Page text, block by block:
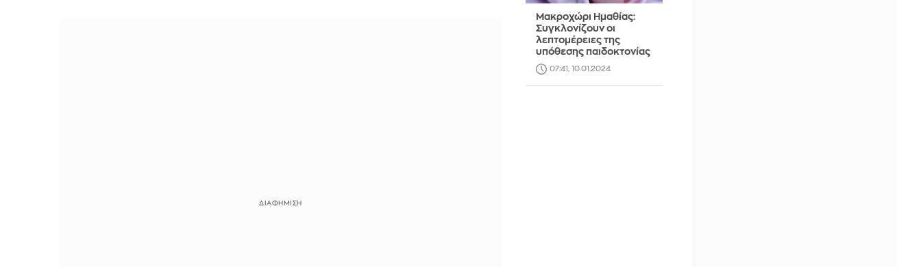
Μακροχώρι Ημαθίας:
Συγκλονίζουν οι
λεπτομέρειες της
υπόθεσης παιδοκτονίας
07:41, 10.01.2024